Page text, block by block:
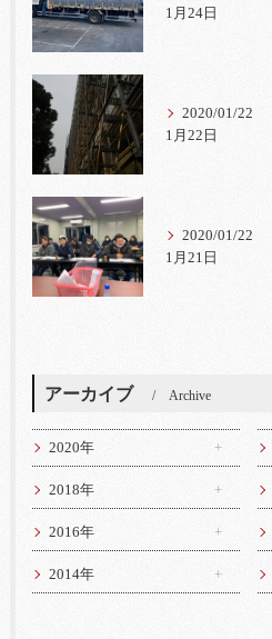
1月24日
2020/01/22
1月22日
2020/01/22
1月21日
アーカイブ Archive
2020年
2018年
2016年
2014年